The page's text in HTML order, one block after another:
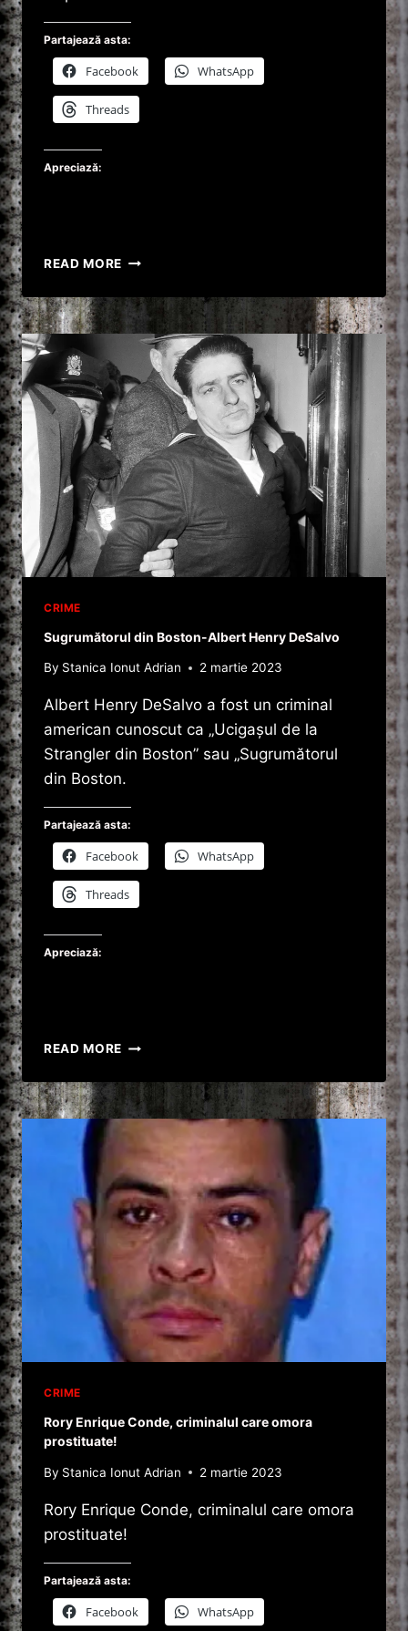
Partajează asta:
Facebook WhatsApp
Threads
Apreciază:
READ MORE LUIS
GARAVITO
CEL
MAI
ÎNSPĂIMÂNTĂTOR
CRIMINAL
ÎN
SERIE
DIN
ISTORIE!
CRIME
Sugrumătorul din Boston-Albert Henry DeSalvo
By Stanica Ionut Adrian 2 martie 2023
Albert Henry DeSalvo a fost un criminal
american cunoscut ca „Ucigașul de la
Strangler din Boston” sau „Sugrumătorul
din Boston.
Partajează asta:
Facebook WhatsApp
Threads
Apreciază:
READ MORE SUGRUMĂTORUL
BOSTON-
ALBERT
HENRY
CRIME
Rory Enrique Conde, criminalul care omora
prostituate!
By Stanica Ionut Adrian 2 martie 2023
Rory Enrique Conde, criminalul care omora
prostituate!
Partajează asta:
Facebook WhatsApp